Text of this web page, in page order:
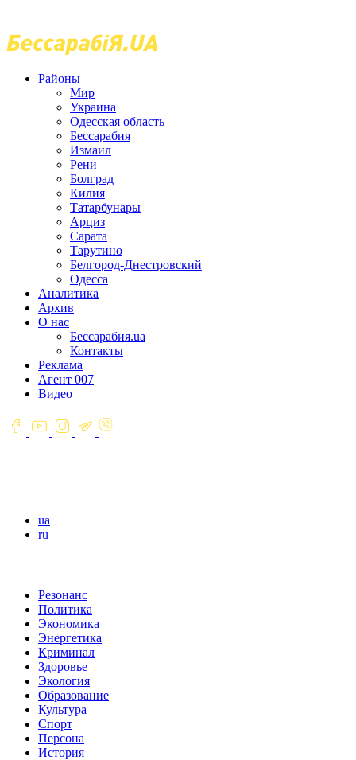
Районы
Мир
Украина
Одесская область
Бессарабия
Измаил
Рени
Болград
Килия
Татарбунары
Арциз
Сарата
Тарутино
Белгород-Днестровский
Одесса
Аналитика
Архив
О нас
Бессарабия.ua
Контакты
Реклама
Агент 007
Видео
ua
ru
Резонанс
Политика
Экономика
Энергетика
Криминал
Здоровье
Экология
Образование
Культура
Спорт
Персона
История